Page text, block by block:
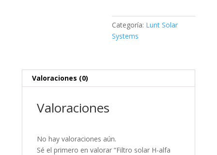
Categoría: Lunt Solar
Systems
Valoraciones (0)
Valoraciones
No hay valoraciones aún.
Sé el primero en valorar “Filtro solar H-alfa